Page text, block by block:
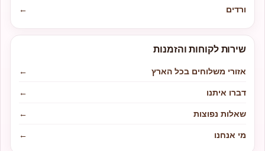
ורדים
←
שירות לקוחות והזמנות
אזורי משלוחים בכל הארץ
←
דברו איתנו
←
שאלות נפוצות
←
מי אנחנו
←